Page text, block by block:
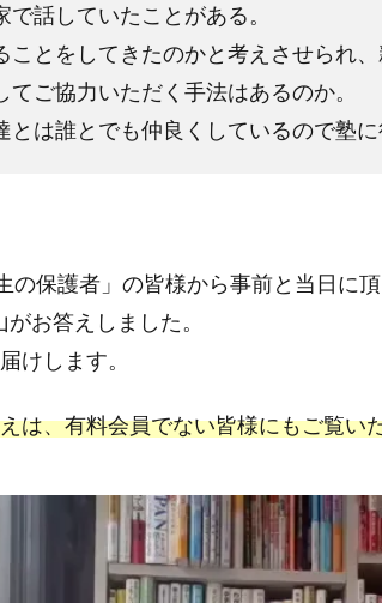
で話していたことがある。
ことをしてきたのかと考えさせられ
てご協力いただく手法はあるのか。
とは誰とでも仲良くしているので塾に
の保護者」の皆様から事前と当日に頂
お答えしました。
けします。
は、有料会員でない皆様にもご覧い